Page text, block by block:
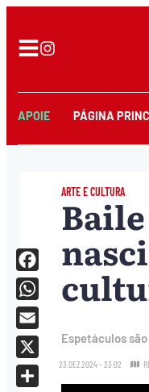
APOIE PÁGINA
ARTE E CULTURA
Espetáculos
23.DEZ.2024 - 23:02
Facebook
WhatsApp
Email
X